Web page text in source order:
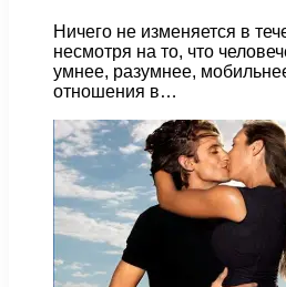
Ничего не изменяется в
несмотря на то, что
умнее, разумнее,
отношения в…